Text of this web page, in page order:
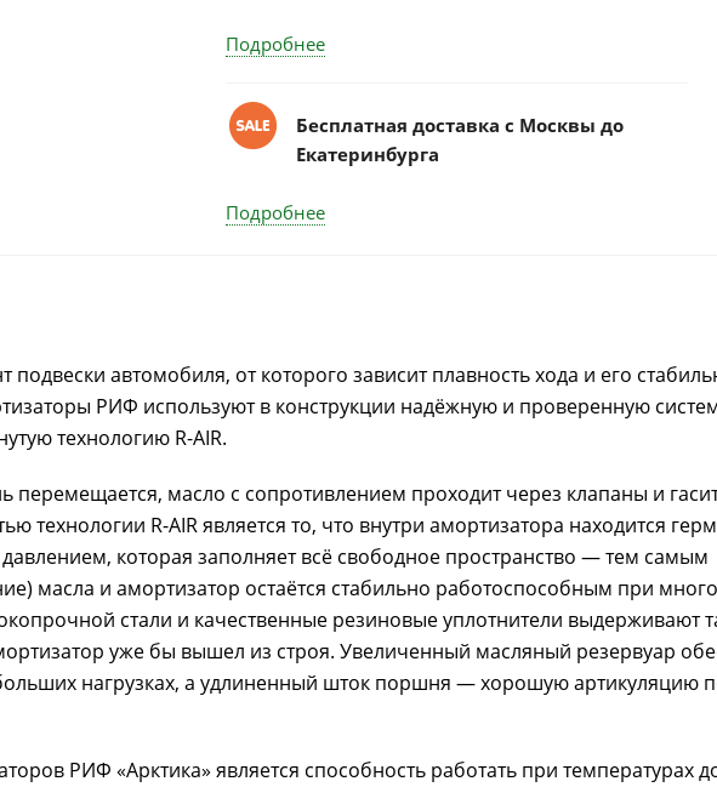
Подробнее
Бесплатная доставка c Москвы до
Екатеринбурга
Подробнее
автомобиля, от которого зависит плавность хода и его
РИФ используют в конструкции надёжную и проверенную
технологию R-AIR.
масло с сопротивлением проходит через клапаны и
технологии R-AIR является то, что внутри амортизатора находится
которая заполняет всё свободное пространство — тем самым
масла и амортизатор остаётся стабильно работоспособным при
стали и качественные резиновые уплотнители выдерживают
уже бы вышел из строя. Увеличенный масляный резервуар
нагрузках, а удлиненный шток поршня — хорошую артикуляцию
РИФ «Арктика» является способность работать при температурах